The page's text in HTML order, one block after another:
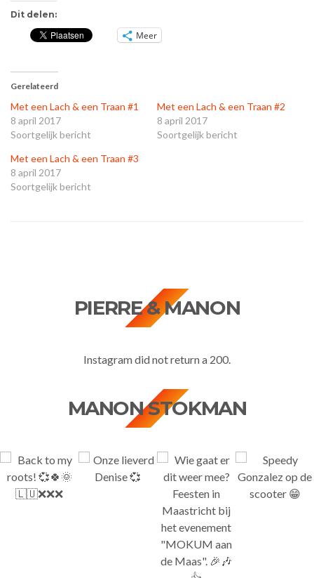
Dit delen:
Meer
Gerelateerd
Met een Lach & een Traan #1
8 april 2017
Soortgelijk bericht
Met een Lach & een Traan #2
8 april 2017
Soortgelijk bericht
Met een Lach & een Traan #3
8 april 2017
Soortgelijk bericht
PIERRE & MANON
Instagram did not return a 200.
MANON STOKMAN